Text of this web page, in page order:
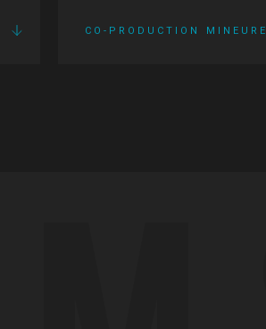
CO-PRODUCTION MINEURE